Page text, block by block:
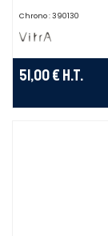
Chrono : 390130
51,00 € H.T.